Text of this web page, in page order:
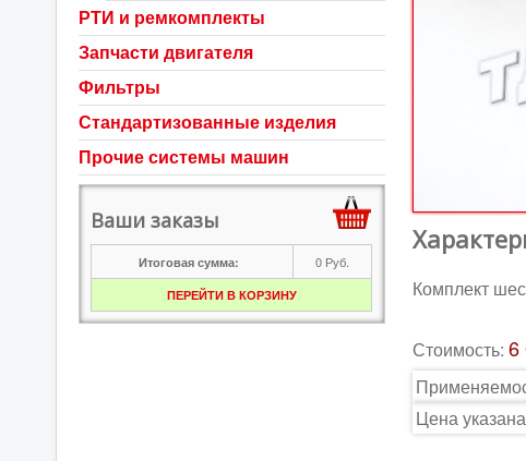
РТИ и ремкомплекты
Запчасти двигателя
Фильтры
Стандартизованные изделия
Прочие системы машин
Ваши заказы
Итоговая сумма: 0 Руб.
ПЕРЕЙТИ В КОРЗИНУ Комплект
Стоимость:6
Цена